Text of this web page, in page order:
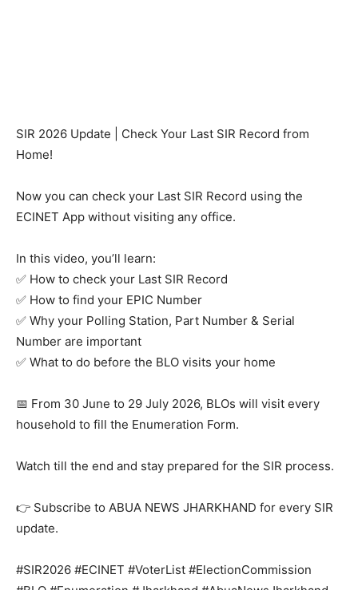
SIR 2026 Update | Check Your Last SIR Record from
Home!
Now you can check your Last SIR Record using the
ECINET App without visiting any office.
In this video, you’ll learn:
✅ How to check your Last SIR Record
✅ How to find your EPIC Number
✅ Why your Polling Station, Part Number & Serial
Number are important
✅ What to do before the BLO visits your home
📅 From 30 June to 29 July 2026, BLOs will visit every
household to fill the Enumeration Form.
Watch till the end and stay prepared for the SIR process.
👉 Subscribe to ABUA NEWS JHARKHAND for every SIR
update.
#SIR2026 #ECINET #VoterList #ElectionCommission